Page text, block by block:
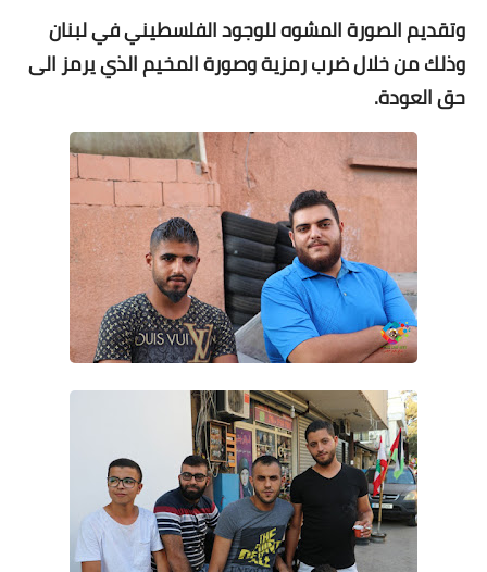
وتقديم الصورة المشوه للوجود الفلسطيني في لبنان
وذلك من خلال ضرب رمزية وصورة المخيم الذي يرمز الى
حق العودة.